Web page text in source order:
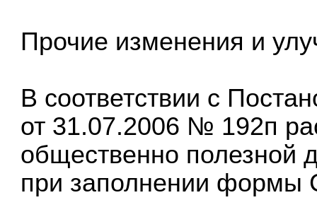
Прочие изменения и
В соответствии с
от 31.07.2006 № 192п
общественно полезной
при заполнении формы